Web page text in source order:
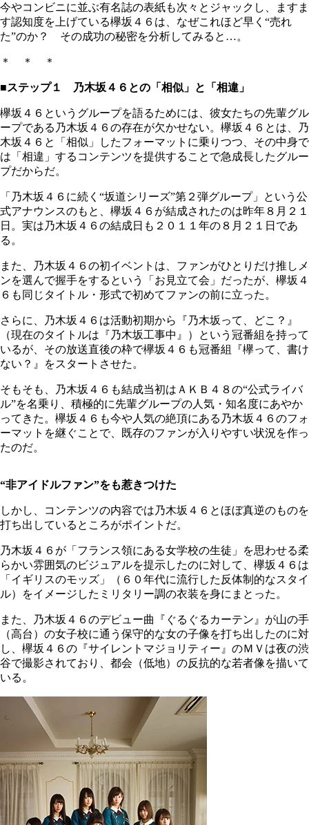
今やコンビニに並ぶ有名誌の表紙も次々とジャックし、ますま
す認知度を上げている欅坂４６は、なぜこれほど早く“売れ
た”のか？ その成功の秘密を分析してみると…。
＊ ＊ ＊
■ステップ１ 乃木坂４６との「相似」と「相違」
欅坂４６というグループを語るためには、彼女たちの先輩グル
ープである乃木坂４６の存在が欠かせない。欅坂４６とは、乃
木坂４６と「相似」したフォーマットに乗りつつ、その中身で
は「相違」するコンテンツを提供することで急成長したグルー
プだからだ。
「乃木坂４６に続く“坂道シリーズ”第２弾グループ」という公
式アナウンスのもと、欅坂４６が結成されたのは昨年８月２１
日。実は乃木坂４６の結成日も２０１１年の８月２１日であ
る。
また、乃木坂４６の初イベントは、ファンがひとりだけ推しメ
ンを選んで握手をするという「お見立て会」だったが、欅坂４
６も同じタイトル・形式で初めてファンの前に立った。
さらに、乃木坂４６は活動初期から『乃木坂って、どこ？』
（現在のタイトルは『乃木坂工事中』）という冠番組を持って
いるが、その放送直後の枠で欅坂４６も冠番組『欅って、書け
ない？』をスタートさせた。
そもそも、乃木坂４６も結成当初はＡＫＢ４８の“公式ライバ
ル”を名乗り、積極的に先輩グループの人気・知名度にあやか
ってきた。欅坂４６も今や人気の絶頂にある乃木坂４６のフォ
ーマットを継ぐことで、既存のファンが入りやすい状況を作っ
たのだ。
“非アイドルファン”をも惹きつけた
しかし、コンテンツの内容では乃木坂４６とほぼ真逆のものを
打ち出しているところがポイントだ。
乃木坂４６が「フランス領にある女学校の生徒」を思わせる柔
らかい雰囲気のビジュアルを提示したのに対して、欅坂４６は
「イギリスのモッズ」（６０年代に流行した反体制的なスタイ
ル）をイメージしたミリタリー調の衣装を身にまとった。
また、乃木坂４６のデビュー曲『ぐるぐるカーテン』が山の手
（高台）の女子校に通う保守的な女の子像を打ち出したのに対
し、欅坂４６の『サイレントマジョリティー』のＭＶは夜の渋
谷で撮影されており、都会（低地）の反抗的な若者像を描いて
いる。